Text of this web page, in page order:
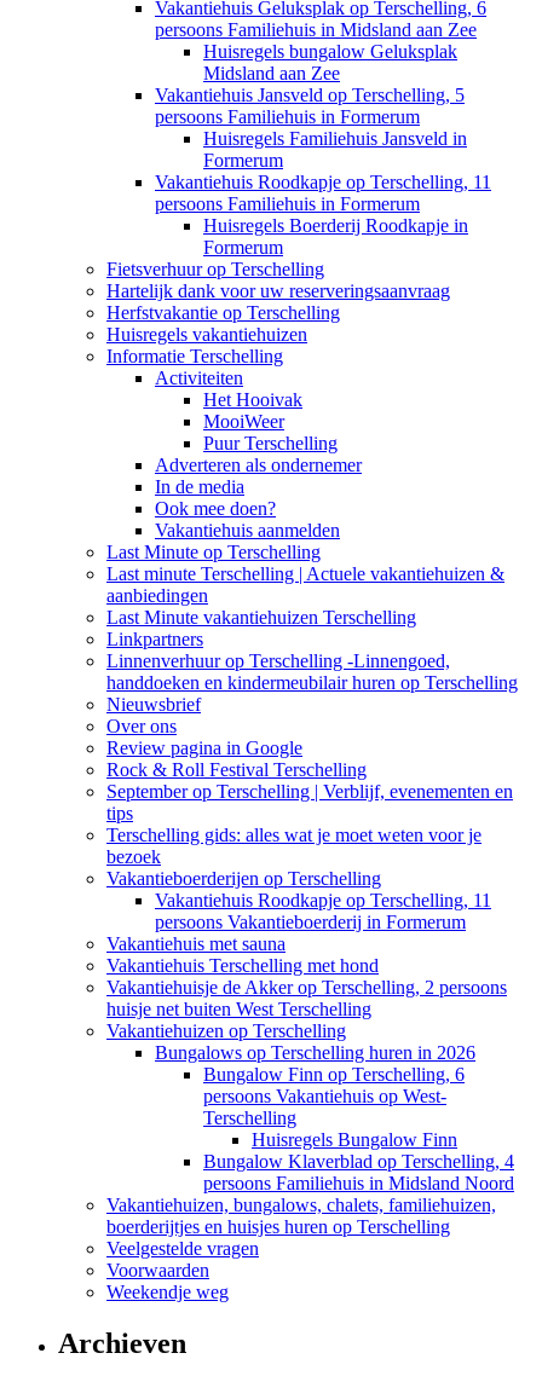
Vakantiehuis Geluksplak op Terschelling, 6
persoons Familiehuis in Midsland aan Zee
Huisregels bungalow Geluksplak
Midsland aan Zee
Vakantiehuis Jansveld op Terschelling, 5
persoons Familiehuis in Formerum
Huisregels Familiehuis Jansveld in
Formerum
Vakantiehuis Roodkapje op Terschelling, 11
persoons Familiehuis in Formerum
Huisregels Boerderij Roodkapje in
Formerum
Fietsverhuur op Terschelling
Hartelijk dank voor uw reserveringsaanvraag
Herfstvakantie op Terschelling
Huisregels vakantiehuizen
Informatie Terschelling
Activiteiten
Het Hooivak
MooiWeer
Puur Terschelling
Adverteren als ondernemer
In de media
Ook mee doen?
Vakantiehuis aanmelden
Last Minute op Terschelling
Last minute Terschelling | Actuele vakantiehuizen &
aanbiedingen
Last Minute vakantiehuizen Terschelling
Linkpartners
Linnenverhuur op Terschelling -Linnengoed,
handdoeken en kindermeubilair huren op Terschelling
Nieuwsbrief
Over ons
Review pagina in Google
Rock & Roll Festival Terschelling
September op Terschelling | Verblijf, evenementen en
tips
Terschelling gids: alles wat je moet weten voor je
bezoek
Vakantieboerderijen op Terschelling
Vakantiehuis Roodkapje op Terschelling, 11
persoons Vakantieboerderij in Formerum
Vakantiehuis met sauna
Vakantiehuis Terschelling met hond
Vakantiehuisje de Akker op Terschelling, 2 persoons
huisje net buiten West Terschelling
Vakantiehuizen op Terschelling
Bungalows op Terschelling huren in 2026
Bungalow Finn op Terschelling, 6
persoons Vakantiehuis op West-
Terschelling
Huisregels Bungalow Finn
Bungalow Klaverblad op Terschelling, 4
persoons Familiehuis in Midsland Noord
Vakantiehuizen, bungalows, chalets, familiehuizen,
boerderijtjes en huisjes huren op Terschelling
Veelgestelde vragen
Voorwaarden
Weekendje weg
Archieven